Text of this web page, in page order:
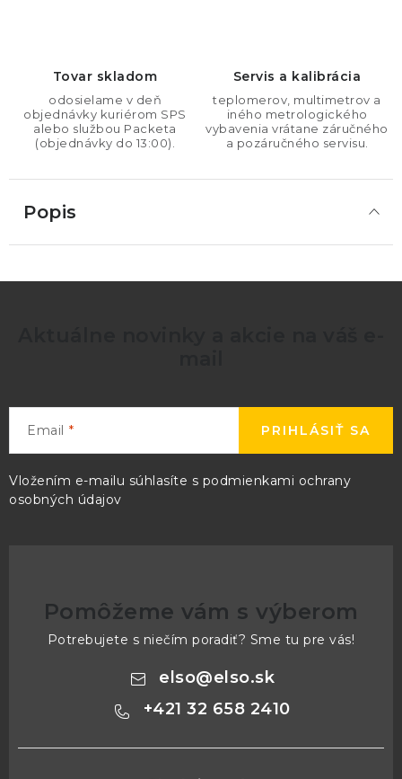
Tovar skladom
odosielame v deň
objednávky kuriérom SPS
alebo službou Packeta
(objednávky do 13:00).
Servis a kalibrácia
teplomerov, multimetrov a
iného metrologického
vybavenia vrátane záručného
a pozáručného servisu.
Popis
Email
Vložením e-mailu súhlasíte s podmienkami ochrany
osobných údajov
PRIHLÁSIŤ SA
Pomôžeme vám s výberom
Potrebujete s niečím poradiť? Sme tu pre vás!
elso@elso.sk
+421 32 658 2410